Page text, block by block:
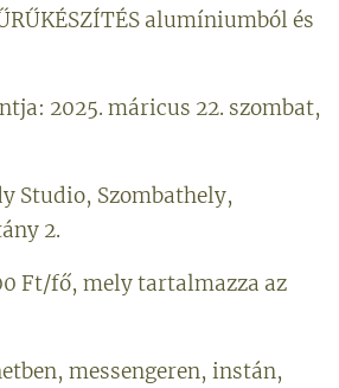
alumíniumból és
2025. máricus 22. szombat,
Studio, Szombathely,
2.
Ft/fő, mely tartalmazza az
messengeren, instán,